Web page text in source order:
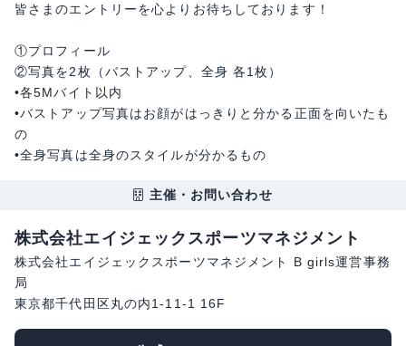
皆さまのエントリーを心よりお待ちしております！
①プロフィール
②写真を2枚（バストアップ、全身 各1枚）
•各5Mバイト以内
•バストアップ写真はお顔がはっきりと分かる正面を向いたも
の
•全身写真は全身のスタイルが分かるもの
主催・お問い合わせ
株式会社エイジェックスポーツマネジメント
株式会社エイジェックスポーツマネジメント B girls運営事務
局
東京都千代田区丸の内1-11-1 16F